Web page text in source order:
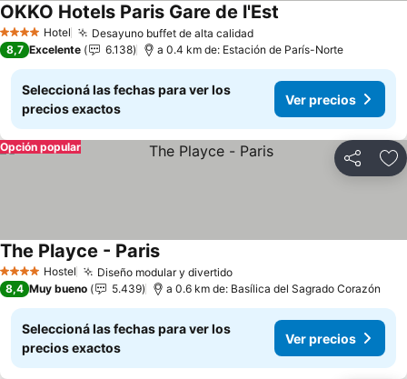
4 EstrellasHotel Desayuno buffet de alta calidad
OKKO Hotels Paris Gare de l'Est
8,7 Excelente 6.138 a 0.4 km de: Estación de París-Norte
Seleccioná las fechas para ver los
precios exactos
Ver precios
Compartir
Opción popular
4 EstrellasHostel Diseño modular y divertido
The Playce - Paris
8,4 Muy bueno 5.439 a 0.6 km de: Basílica del Sagrado Corazón
Seleccioná las fechas para ver los
precios exactos
Ver precios